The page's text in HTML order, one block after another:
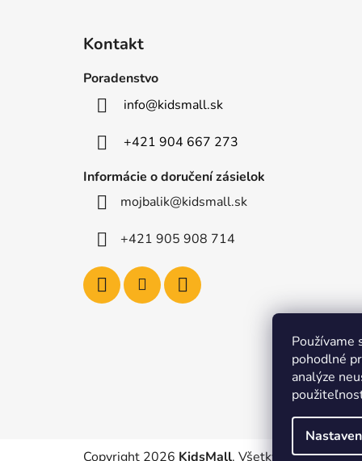
Používame
pohodlné
analýze
Kontakt
Poradenstvo
info@kidsmall.sk
+421 904 667 273
Informácie o doručení zásielok
mojbalik@kidsmall.sk
+421 905 908 714
Copyright 2026 KidsMall. Všetky práva